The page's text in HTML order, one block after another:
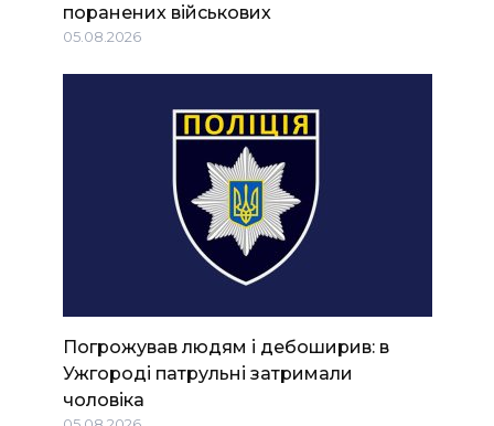
поранених військових
05.08.2026
Погрожував людям і дебоширив: в
Ужгороді патрульні затримали
чоловіка